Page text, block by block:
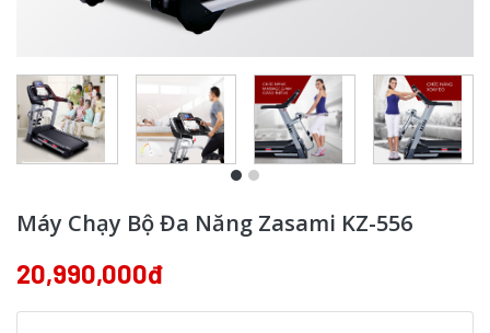
Máy Chạy Bộ Đa Năng Zasami KZ-556
20,990,000đ